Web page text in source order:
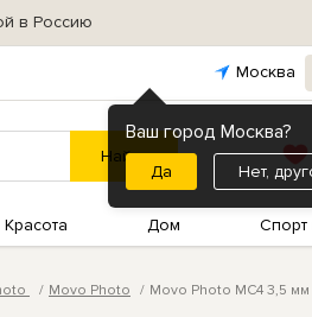
в Россию
Москва
Ваш город Москва?
Нет,
Красота Дом Спорт
Movo Photo
Movo Photo MC4 3,5